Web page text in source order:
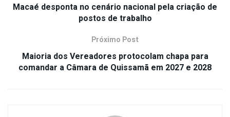
Macaé desponta no cenário nacional pela criação de
postos de trabalho
Próximo Post
Maioria dos Vereadores protocolam chapa para
comandar a Câmara de Quissamã em 2027 e 2028